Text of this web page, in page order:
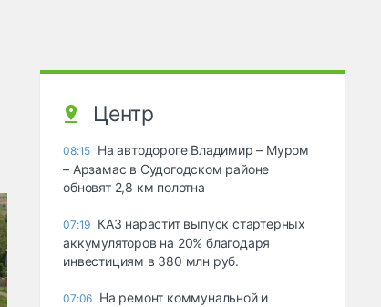
Центр
08:15 На автодороге Владимир – Муром
– Арзамас в Судогодском районе
обновят 2,8 км полотна
07:19 КАЗ нарастит выпуск стартерных
аккумуляторов на 20% благодаря
инвестициям в 380 млн руб.
07:06 На ремонт коммунальной и